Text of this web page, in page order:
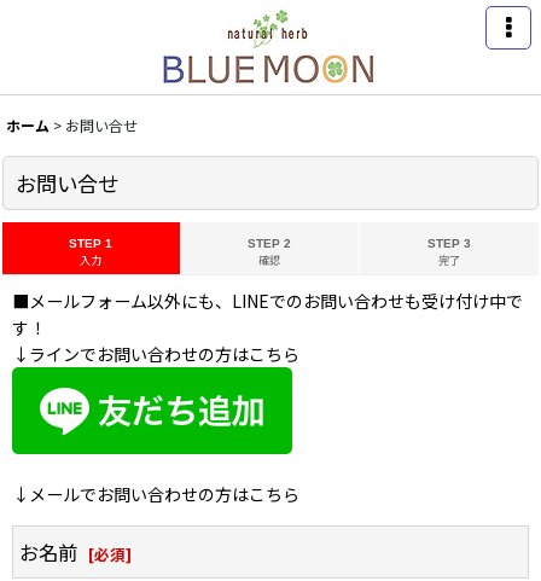
ホーム > お問い合せ
お問い合せ
STEP 1
入力
STEP 2
確認
STEP 3
完了
■メールフォーム以外にも、LINEでのお問い合わせも受け付け中で
す！
↓ラインでお問い合わせの方はこちら
↓メールでお問い合わせの方はこちら
お名前 [必須]